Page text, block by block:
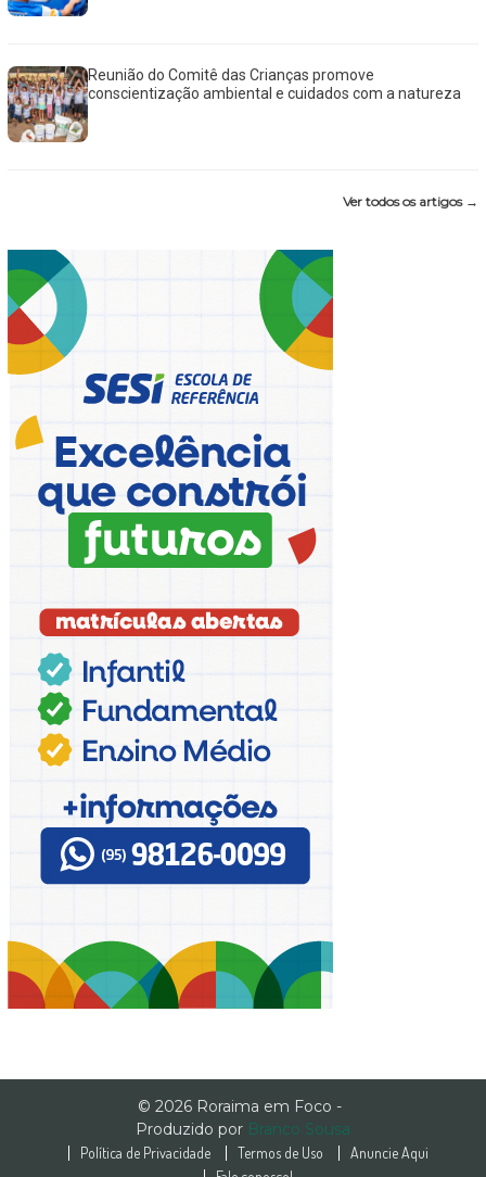
Reunião do Comitê das Crianças promove
conscientização ambiental e cuidados com a natureza
Ver todos os artigos →
© 2026 Roraima em Foco -
Produzido por Branco Sousa
Política de Privacidade Termos de Uso
Anuncie Aqui